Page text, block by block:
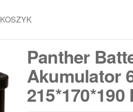
KOSZYK
Panther
Akumulator